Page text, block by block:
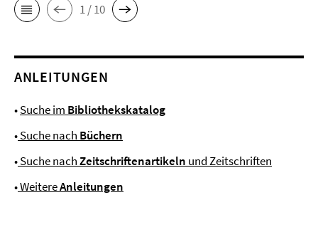
1 / 10
ANLEITUNGEN
•Suche im Bibliothekskatalog
•Suche nach Büchern
•Suche nachZeitschriftenartikeln und Zeitschriften
•WeitereAnleitungen